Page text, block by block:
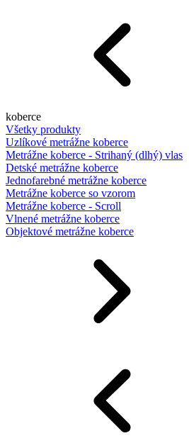
koberce
Všetky produkty
Uzlíkové metrážne koberce
Metrážne koberce - Strihaný (dlhý) vlas
Detské metrážne koberce
Jednofarebné metrážne koberce
Metrážne koberce so vzorom
Metrážne koberce - Scroll
Vlnené metrážne koberce
Objektové metrážne koberce